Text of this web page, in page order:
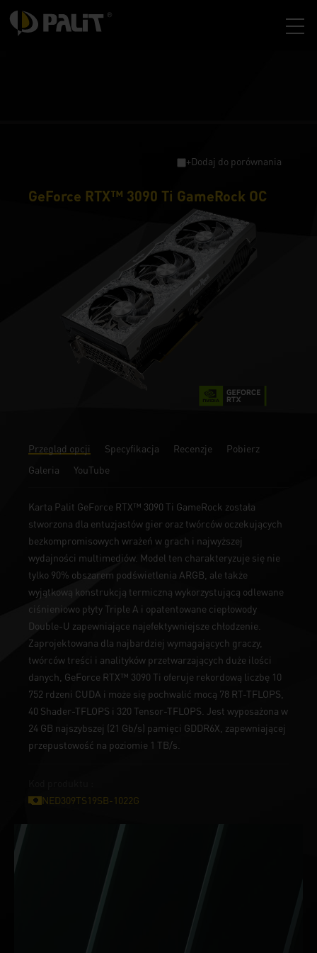
+Dodaj do porównania
GeForce RTX™ 3090 Ti GameRock OC
Przegląd opcji Specyfikacja Recenzje
Pobierz
Galeria
YouTube
Karta Palit GeForce RTX™ 3090 Ti GameRock została
stworzona dla entuzjastów gier oraz twórców oczekujących
bezkompromisowych wrażeń w grach i najwyższej
wydajności multimediów. Model ten charakteryzuje się nie
tylko 90% obszarem podświetlenia ARGB, ale także
wyjątkową konstrukcją termiczną wykorzystującą odlewane
ciśnieniowo płyty Triple A i opatentowane ciepłowody
Double-U zapewniające najefektywniejsze chłodzenie.
Zaprojektowana dla najbardziej wymagających graczy,
twórców treści i analityków przetwarzających duże ilości
danych, GeForce RTX™ 3090 Ti oferuje rekordową liczbę 10
752 rdzeni CUDA i może się pochwalić mocą 78 RT-TFLOPS,
40 Shader-TFLOPS i 320 Tensor-TFLOPS. Jest wyposażona w
24 GB najszybszej (21 Gb/s) pamięci GDDR6X, zapewniającej
przepustowość na poziomie 1 TB/s.
NED309TS19SB-1022G
WYŁĄCZNIE Z GeForce